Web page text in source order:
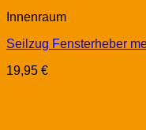
Innenraum
Seilzug Fensterheber
19,95 €